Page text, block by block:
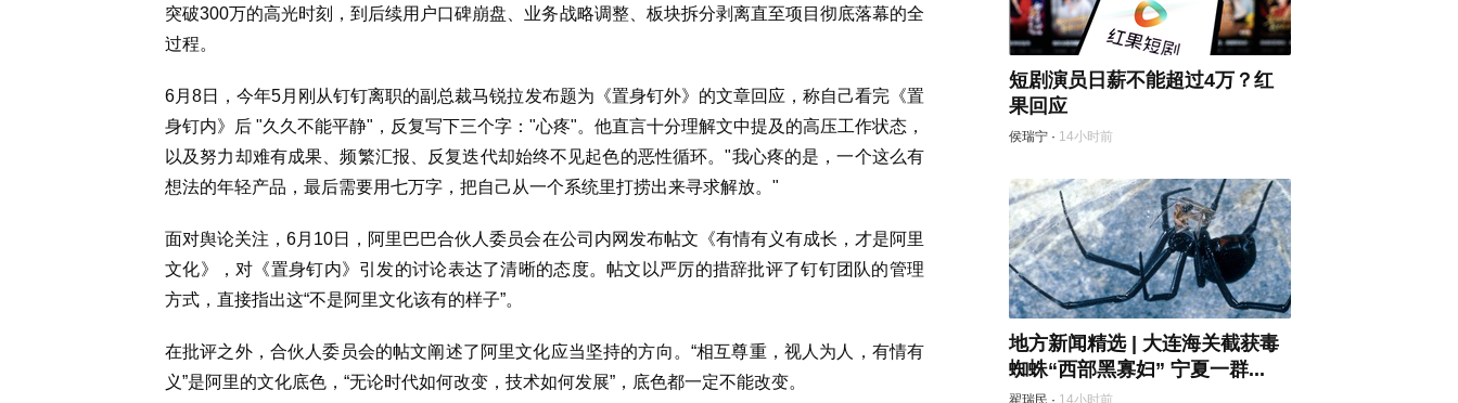
突破300万的高光时刻，到后续用户口碑崩盘、业务战略调整、板块拆分剥离直至项目彻底落幕的全
过程。
6月8日，今年5月刚从钉钉离职的副总裁马锐拉发布题为《置身钉外》的文章回应，称自己看完《置
身钉内》后 "久久不能平静"，反复写下三个字："心疼"。他直言十分理解文中提及的高压工作状态，
以及努力却难有成果、频繁汇报、反复迭代却始终不见起色的恶性循环。"我心疼的是，一个这么有
想法的年轻产品，最后需要用七万字，把自己从一个系统里打捞出来寻求解放。"
面对舆论关注，6月10日，阿里巴巴合伙人委员会在公司内网发布帖文《有情有义有成长，才是阿里
文化》，对《置身钉内》引发的讨论表达了清晰的态度。帖文以严厉的措辞批评了钉钉团队的管理
方式，直接指出这“不是阿里文化该有的样子”。
在批评之外，合伙人委员会的帖文阐述了阿里文化应当坚持的方向。“相互尊重，视人为人，有情有
义”是阿里的文化底色，“无论时代如何改变，技术如何发展”，底色都一定不能改变。
短剧演员日薪不能超过4万？红
果回应
侯瑞宁 · 14小时前
地方新闻精选 | 大连海关截获毒
蜘蛛“西部黑寡妇” 宁夏一群...
翟瑞民 · 14小时前